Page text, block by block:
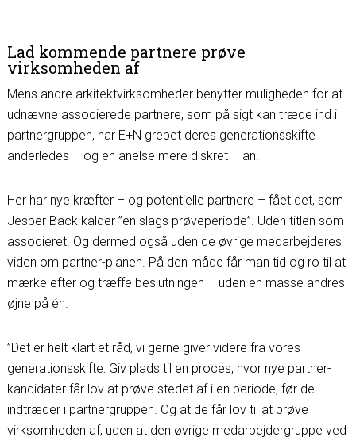
Lad kommende partnere prøve
virksomheden af
Mens andre arkitektvirksomheder benytter muligheden for at
udnævne associerede partnere, som på sigt kan træde ind i
partnergruppen, har E+N grebet deres generationsskifte
anderledes – og en anelse mere diskret – an.
Her har nye kræfter – og potentielle partnere – fået det, som
Jesper Back kalder ”en slags prøveperiode”. Uden titlen som
associeret. Og dermed også uden de øvrige medarbejderes
viden om partner-planen. På den måde får man tid og ro til at
mærke efter og træffe beslutningen – uden en masse andres
øjne på én.
”Det er helt klart et råd, vi gerne giver videre fra vores
generationsskifte: Giv plads til en proces, hvor nye partner-
kandidater får lov at prøve stedet af i en periode, før de
indtræder i partnergruppen. Og at de får lov til at prøve
virksomheden af, uden at den øvrige medarbejdergruppe ved